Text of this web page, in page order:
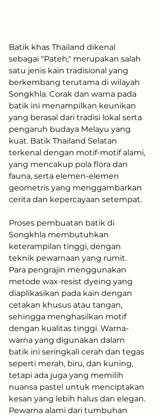
Batik khas Thailand dikenal
sebagai "Pateh," merupakan salah
satu jenis kain tradisional yang
berkembang terutama di wilayah
Songkhla. Corak dan warna pada
batik ini menampilkan keunikan
yang berasal dari tradisi lokal serta
pengaruh budaya Melayu yang
kuat. Batik Thailand Selatan
terkenal dengan motif-motif alami,
yang mencakup pola flora dan
fauna, serta elemen-elemen
geometris yang menggambarkan
cerita dan kepercayaan setempat​.
Proses pembuatan batik di
Songkhla membutuhkan
keterampilan tinggi, dengan
teknik pewarnaan yang rumit.
Para pengrajin menggunakan
metode wax-resist dyeing yang
diaplikasikan pada kain dengan
cetakan khusus atau tangan,
sehingga menghasilkan motif
dengan kualitas tinggi. Warna-
warna yang digunakan dalam
batik ini seringkali cerah dan tegas
seperti merah, biru, dan kuning,
tetapi ada juga yang memilih
nuansa pastel untuk menciptakan
kesan yang lebih halus dan elegan.
Pewarna alami dari tumbuhan